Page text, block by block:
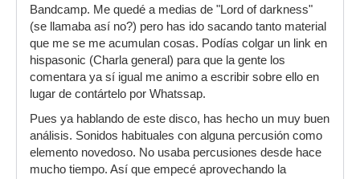
Bandcamp. Me quedé a medias de "Lord of darkness"
(se llamaba así no?) pero has ido sacando tanto material
que me se me acumulan cosas. Podías colgar un link en
hispasonic (Charla general) para que la gente los
comentara ya sí igual me animo a escribir sobre ello en
lugar de contártelo por Whatssap.
Pues ya hablando de este disco, has hecho un muy buen
análisis. Sonidos habituales con alguna percusión como
elemento novedoso. No usaba percusiones desde hace
mucho tiempo. Así que empecé aprovechando la